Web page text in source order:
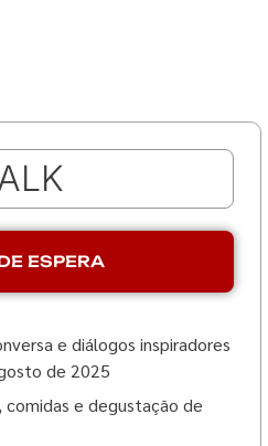
Andriola
histórias pessoais e
com o contexto
de nossas próprias
profundas, elas
sobre como as
enriquecer a
ESPERA
e diálogos inspiradores
de 2025
e degustação de